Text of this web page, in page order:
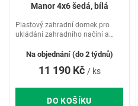
Manor 4x6 šedá, bílá
11 190 Kč / ks
DO KOŠÍKU
Plastový zahradní domek pro
ukládání zahradního načiní a
Na objednání (do 2 týdnů)